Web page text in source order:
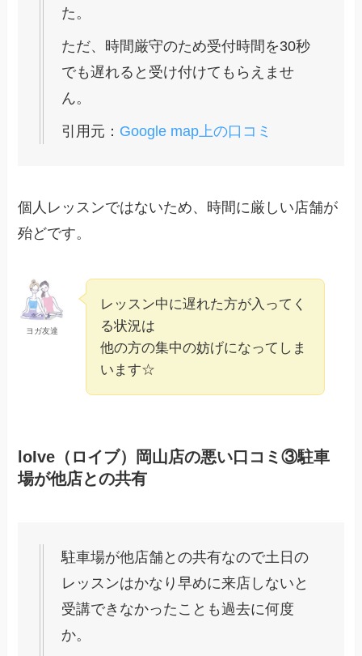
た。
ただ、時間厳守のため受付時間を30秒
でも遅れると受け付けてもらえませ
ん。
引用元： Google map上の口コミ
個人レッスンではないため、時間に厳しい店舗が
殆どです。
ヨガ友達
レッスン中に遅れた方が入ってく
る状況は
他の方の集中の妨げになってしま
います☆
loIve（ロイブ）岡山店の悪い口コミ③駐車
場が他店との共有
駐車場が他店舗との共有なので土日の
レッスンはかなり早めに来店しないと
受講できなかったことも過去に何度
か。